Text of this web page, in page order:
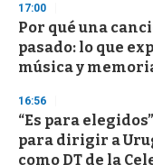
17:00
Por qué una
pasado: lo que
música y
16:56
“Es para
para dirigir a
como DT de la